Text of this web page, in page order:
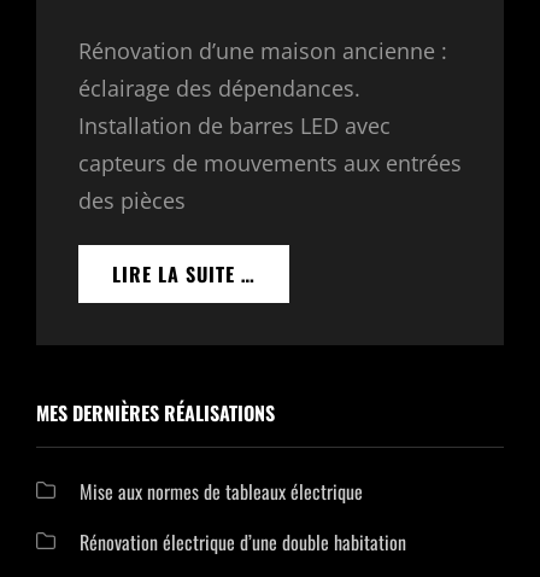
Rénovation d’une maison ancienne :
éclairage des dépendances.
Installation de barres LED avec
capteurs de mouvements aux entrées
des pièces
LIRE LA SUITE …
D’ÉCLAIRAGES
DES
MES DERNIÈRES RÉALISATIONS
Mise aux normes de tableaux électrique
Rénovation électrique d’une double habitation